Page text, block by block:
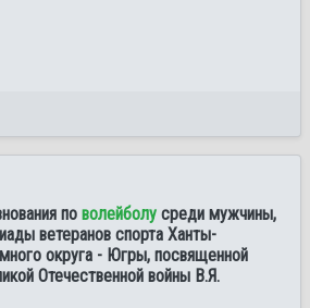
по волейболу среди мужчины,
ветеранов спорта Ханты-
округа - Югры, посвященной
Отечественной войны В.Я.